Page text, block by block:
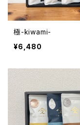
極-kiwami-
¥6,480